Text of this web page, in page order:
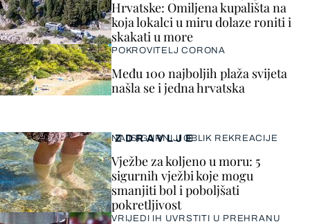
ZDRAVLJE
NAJSIGURNIJI OBLIK REKREACIJE
Vježbe za koljeno u moru: 5
sigurnih vježbi koje mogu
smanjiti bol i poboljšati
pokretljivost
VRIJEDI IH UVRSTITI U PREHRANU
Hrvatske: Omiljena kupališta na
koja lokalci u miru dolaze roniti i
skakati u more
POKROVITELJ CORONA
Među 100 najboljih plaža svijeta
našla se i jedna hrvatska